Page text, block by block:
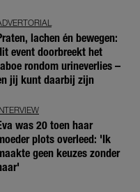
lachen én bewegen:
event doorbreekt het
rondom urineverlies –
jij kunt daarbij zijn
was 20 toen haar
plots overleed: 'Ik
geen keuzes zonder